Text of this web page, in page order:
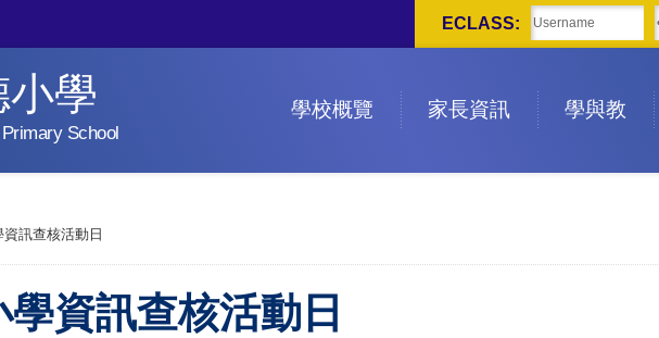
ECLASS:
學
School
學校概覽 家長資訊 學與教
訊查核活動日
資訊查核活動日